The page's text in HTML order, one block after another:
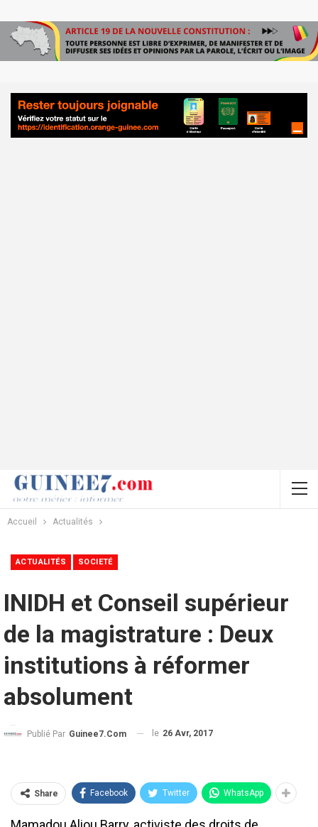
Accueil Actualités
ACTUALITÉS SOCIETÉ
INIDH et Conseil supérieur
de la magistrature : Deux
institutions à réformer
absolument
Publié Par Guinee7.com le 26 Avr, 2017
Share Facebook Twitter WhatsApp